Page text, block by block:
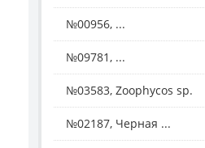
№00956, ...
№09781, ...
№03583, Zoophycos sp.
№02187, Черная ...